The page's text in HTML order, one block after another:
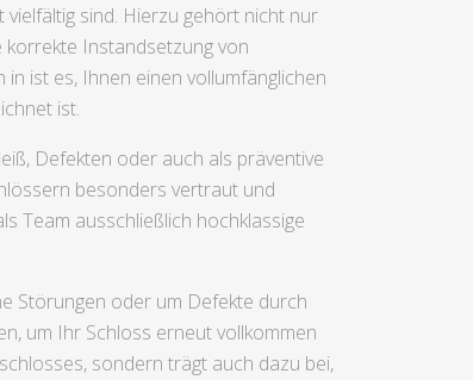
sind. Hierzu gehört nicht nur
Instandsetzung von
ist es, Ihnen einen vollumfänglichen
ist.
Defekten oder auch als präventive
besonders vertraut und
Team ausschließlich hochklassige
Störungen oder um Defekte durch
um Ihr Schloss erneut vollkommen
sondern trägt auch dazu bei,